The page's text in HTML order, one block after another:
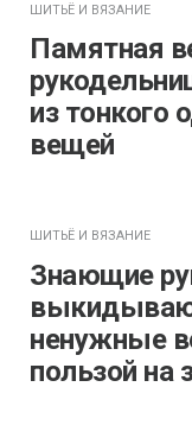
ШИТЬЁ И ВЯЗАНИЕ
Памятная
из тонкого
вещей
ШИТЬЁ И ВЯЗАНИЕ
Знающие
ненужные
пользой на